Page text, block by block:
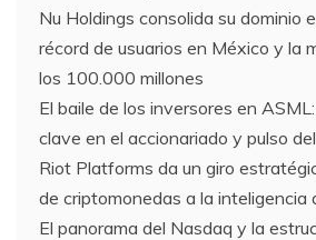
Nu Holdings consolida su dominio
récord de usuarios en México y la
los 100.000 millones
El baile de los inversores en
clave en el accionariado y pulso
Riot Platforms da un giro
de criptomonedas a la inteligencia
El panorama del Nasdaq y la